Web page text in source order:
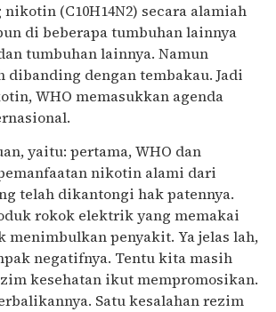
(C10H14N2) secara alamiah
di beberapa tumbuhan lainnya
tumbuhan lainnya. Namun
dengan tembakau. Jadi
WHO memasukkan agenda
yaitu: pertama, WHO dan
nikotin alami dari
telah dikantongi hak patennya.
rokok elektrik yang memakai
penyakit. Ya jelas lah,
negatifnya. Tentu kita masih
kesehatan ikut mempromosikan.
Satu kesalahan rezim